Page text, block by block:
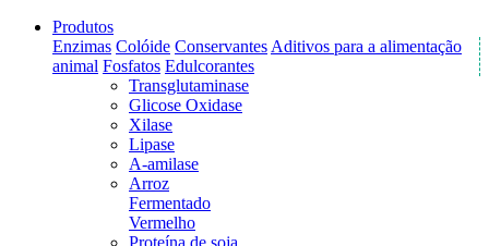
Produtos
Enzimas Colóide Conservantes Aditivos para a alimentação
animal Fosfatos Edulcorantes
Transglutaminase
Glicose Oxidase
Xilase
Lipase
A-amilase
Arroz
Fermentado
Vermelho
Proteína de soja